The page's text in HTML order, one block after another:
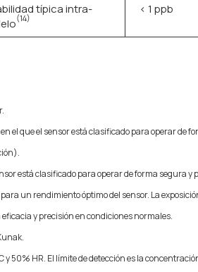
típica intra-
(14)
< 1 ppb
el que el sensor está clasificado para operar de
está clasificado para operar de forma segura y
un rendimiento óptimo del sensor. La
y precisión en condiciones normales.
y 50% HR. El límite de detección es la